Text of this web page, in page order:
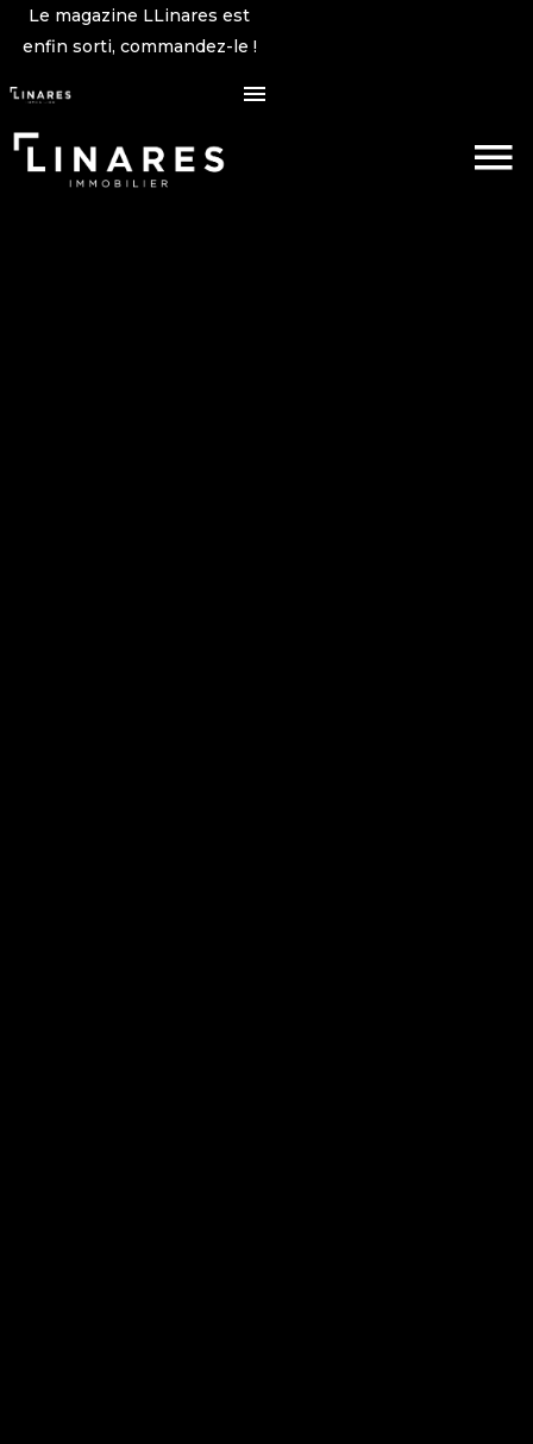
Le magazine LLinares est
enfin sorti, commandez-le !